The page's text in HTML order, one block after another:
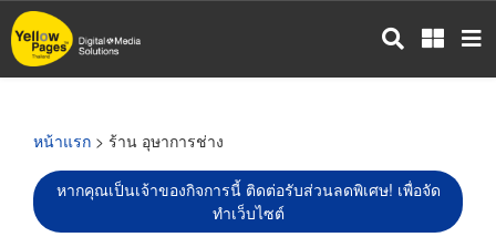
ข้าม
ไป
หน้าแรก > ร้าน อุษาการช่าง
หากคุณเป็นเจ้าของกิจการนี้ ติดต่อรับส่วนลดพิเศษ! เพื่อจัด
ทำเว็บไซต์